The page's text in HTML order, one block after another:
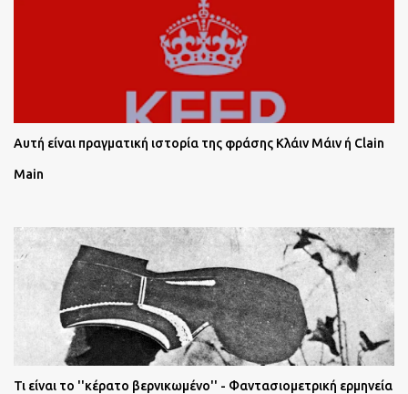
Αυτή είναι πραγματική ιστορία της φράσης Κλάιν Μάιν ή Clain
Main
Τι είναι το ''κέρατο βερνικωμένο'' - Φαντασιομετρική ερμηνεία